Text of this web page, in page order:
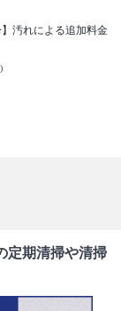
】汚れによる追加料金
定期清掃や清掃